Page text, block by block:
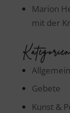
Marion
mit der
Kategorien
Allgemein
Gebete
Kunst &